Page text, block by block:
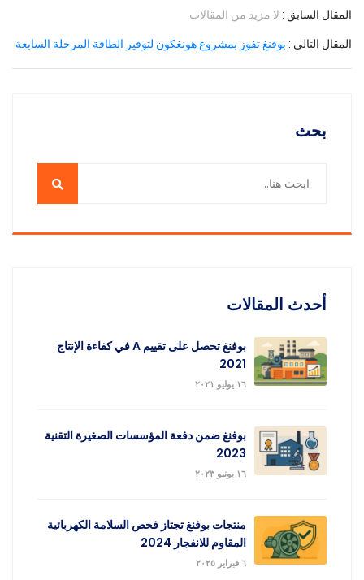
بحث
أحدث المقالات
بوفنغ تحصل على تقييم A في كفاءة الإنتاج
2021
١٦ يوليو ٢٠٢١
بوفنغ ضمن دفعة المؤسسات الصغيرة التقنية
2023
١٦ يونيو ٢٠٢٣
منتجات بوفنغ تجتاز فحص السلامة الكهربائية
المقاوم للانفجار 2024
٦ فبراير ٢٠٢٥
المقال السابق : لا مزيد من المقالات
المقال التالي : بوفنغ تفوز بمشروع هونغكون لتوفير الطاقة المرحلة السابعة